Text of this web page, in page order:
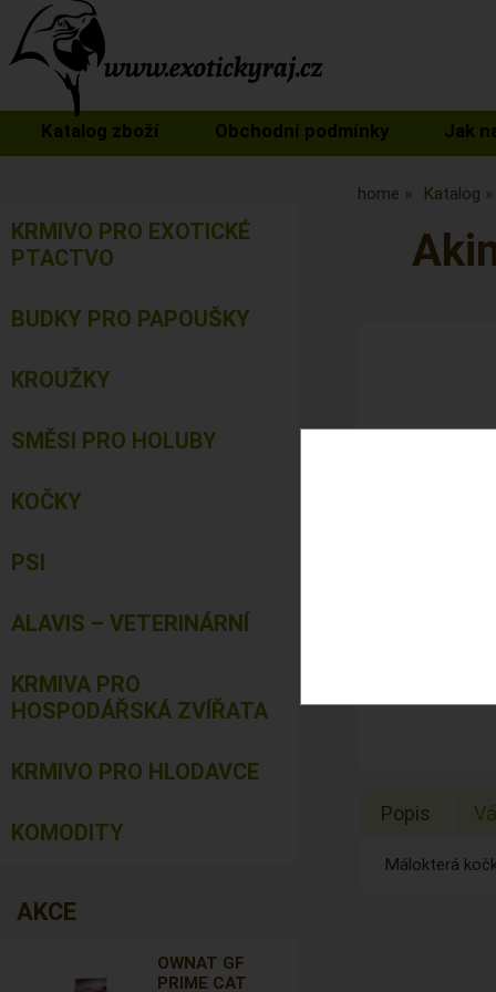
Katalog zboží Obchodní podmínky Jak
home Katalog
Popis
Málokterá
KRMIVO PRO EXOTICKÉ
PTACTVO
BUDKY PRO PAPOUŠKY
KROUŽKY
SMĚSI PRO HOLUBY
KOČKY
PSI
ALAVIS – VETERINÁRNÍ
KRMIVA PRO
HOSPODÁŘSKÁ ZVÍŘATA
KRMIVO PRO HLODAVCE
KOMODITY
AKCE
OWNAT GF
PRIME CAT